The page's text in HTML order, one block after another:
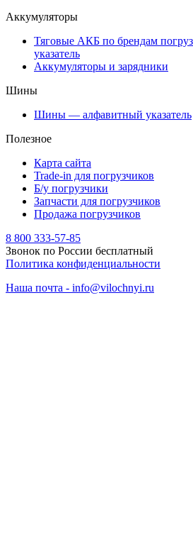
Аккумуляторы
Тяговые АКБ по брендам
указатель
Аккумуляторы и зарядники
Шины
Шины — алфавитный указатель
Полезное
Карта сайта
Trade-in для погрузчиков
Б/у погрузчики
Запчасти для погрузчиков
Продажа погрузчиков
8 800 333-57-85
Звонок по России бесплатный
Политика конфиденциальности
Наша почта - info@vilochnyi.ru